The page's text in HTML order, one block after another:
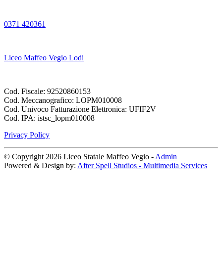
0371 420361
Liceo Maffeo Vegio Lodi
Cod. Fiscale: 92520860153
Cod. Meccanografico: LOPM010008
Cod. Univoco Fatturazione Elettronica: UFIF2V
Cod. IPA: istsc_lopm010008
Privacy Policy
© Copyright 2026 Liceo Statale Maffeo Vegio - Admin
Powered & Design by: After Spell Studios - Multimedia Services